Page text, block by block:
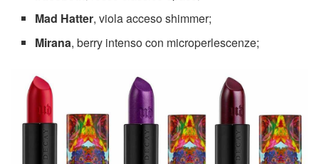
Mad Hatter, viola acceso shimmer;
Mirana, berry intenso con microperlescenze;